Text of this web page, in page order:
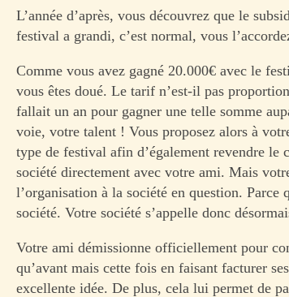
L’année d’après, vous découvrez que le
festival a grandi, c’est normal, vous
Comme vous avez gagné 20.000€ avec le
vous êtes doué. Le tarif n’est-il pas
fallait un an pour gagner une telle somme
voie, votre talent ! Vous proposez alors à
type de festival afin d’également revendre le
société directement avec votre ami. Mais
l’organisation à la société en question. Parce
société. Votre société s’appelle donc
Votre ami démissionne officiellement pour
qu’avant mais cette fois en faisant facturer
excellente idée. De plus, cela lui permet de